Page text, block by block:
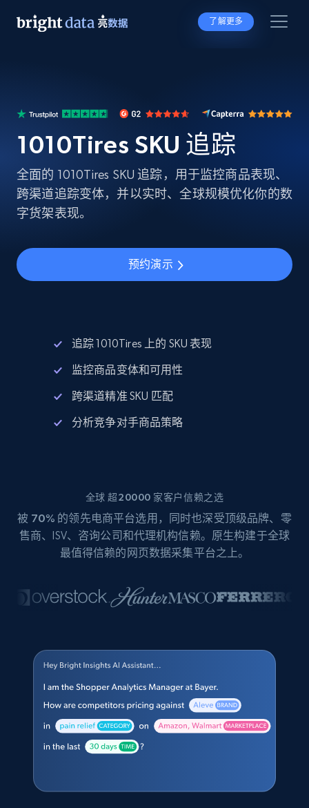
了解更多
1010Tires SKU 追踪
全面的 1010Tires SKU 追踪，用于监控商品表现、
跨渠道追踪变体，并以实时、全球规模优化你的数
字货架表现。
预约演示
追踪 1010Tires 上的 SKU 表现
监控商品变体和可用性
跨渠道精准 SKU 匹配
分析竞争对手商品策略
全球 超20000 家客户信赖之选
被 70% 的领先电商平台选用，同时也深受顶级品牌、零
售商、ISV、咨询公司和代理机构信赖。原生构建于全球
最值得信赖的网页数据采集平台之上。